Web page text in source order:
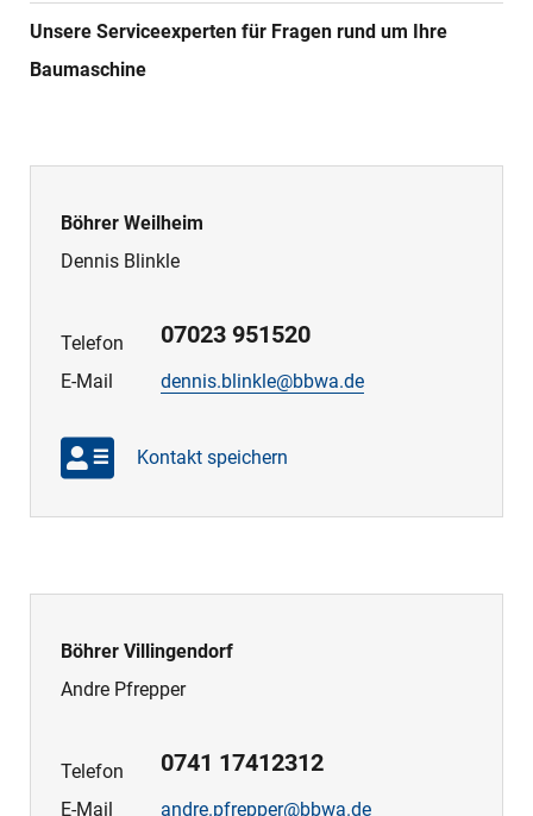
Unsere Serviceexperten für Fragen rund um Ihre
Baumaschine
Böhrer Weilheim
Dennis Blinkle
Telefon 07023 951520
E-Mail dennis.blinkle@bbwa.de
Kontakt speichern
Böhrer Villingendorf
Andre Pfrepper
Telefon 0741 17412312
E-Mail andre.pfrepper@bbwa.de